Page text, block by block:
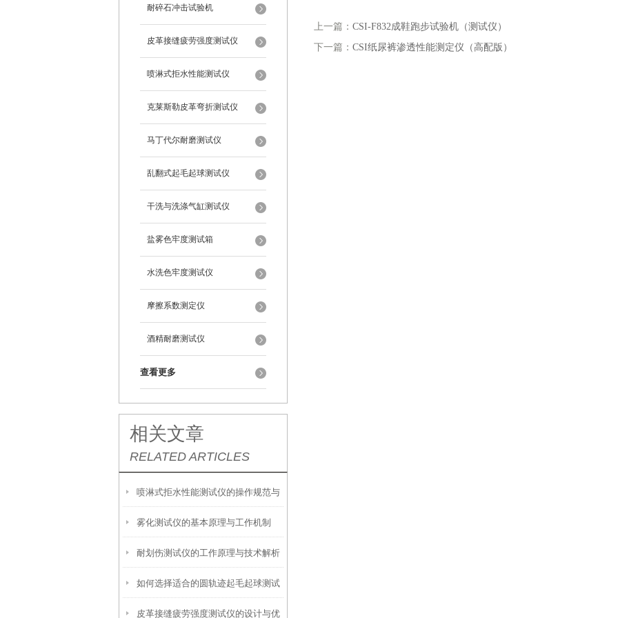
耐碎石冲击试验机
皮革接缝疲劳强度测试仪
喷淋式拒水性能测试仪
克莱斯勒皮革弯折测试仪
马丁代尔耐磨测试仪
乱翻式起毛起球测试仪
干洗与洗涤气缸测试仪
盐雾色牢度测试箱
水洗色牢度测试仪
摩擦系数测定仪
酒精耐磨测试仪
查看更多
相关文章
RELATED ARTICLES
喷淋式拒水性能测试仪的操作规范与
应用指南
雾化测试仪的基本原理与工作机制
耐划伤测试仪的工作原理与技术解析
如何选择适合的圆轨迹起毛起球测试
仪？
皮革接缝疲劳强度测试仪的设计与优
上一篇： CSI-F832成鞋跑步试验机（测试仪）
下一篇： CSI纸尿裤渗透性能测定仪（高配版）